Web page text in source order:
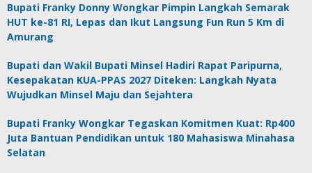
Bupati Franky Donny Wongkar Pimpin Langkah Semarak
HUT ke-81 RI, Lepas dan Ikut Langsung Fun Run 5 Km di
Amurang
Bupati dan Wakil Bupati Minsel Hadiri Rapat Paripurna,
Kesepakatan KUA-PPAS 2027 Diteken: Langkah Nyata
Wujudkan Minsel Maju dan Sejahtera
Bupati Franky Wongkar Tegaskan Komitmen Kuat: Rp400
Juta Bantuan Pendidikan untuk 180 Mahasiswa Minahasa
Selatan